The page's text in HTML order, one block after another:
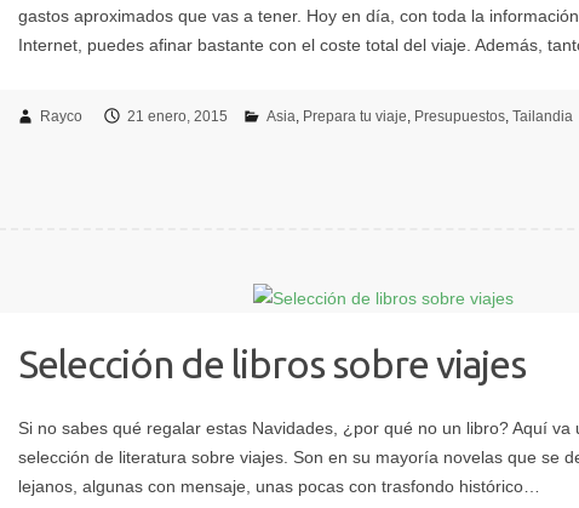
Rayco 21 enero, 2015 Asia Prepara tu viaje Presupuestos Tailandia
Selección de libros sobre viajes